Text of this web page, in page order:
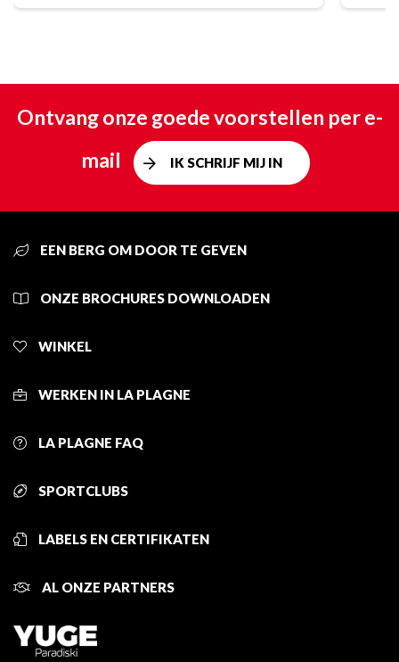
Ontvang onze goede voorstellen per e-
mail
IK SCHRIJF MIJ IN
EEN BERG OM DOOR TE GEVEN
ONZE BROCHURES DOWNLOADEN
WINKEL
WERKEN IN LA PLAGNE
LA PLAGNE FAQ
SPORTCLUBS
LABELS EN CERTIFIKATEN
AL ONZE PARTNERS